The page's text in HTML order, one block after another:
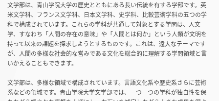
文学部は、青山学院大学の歴史とともにある長い伝統を有する学部です。英
米文学科、フランス文学科、日本文学科、史学科、比較芸術学科の五つの学
科で構成されています。これらの学科が共通して対象とする学問は、人文
学、すなわち「人間の存在の意味」や「人間とは何か」という人類が文明を
持って以来の課題を探求しようとするものです。これは、遠大なテーマです
が、人間の多様な社会的な営みである文化を総合的に理解する学問領域と言
いかえることもできます。
文学部は、多様な領域で構成されています。言語文化系や歴史系さらに芸術
系などの領域です。青山学院大学文学部では、一つ一つの学科が独自性を保